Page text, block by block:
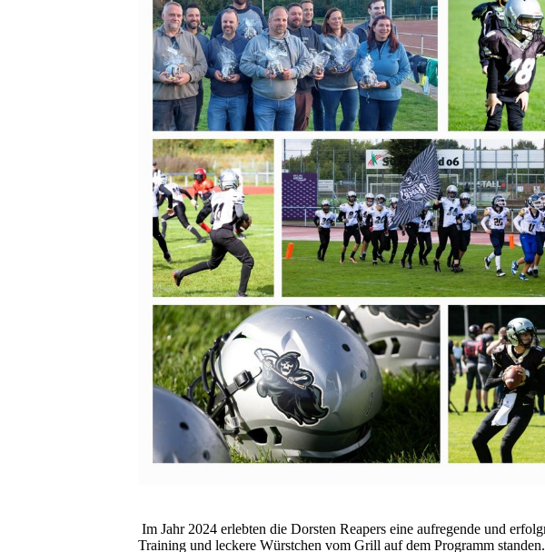
Im Jahr 2024 erlebten die Dorsten Reapers eine aufregende und
Training und leckere Würstchen vom Grill auf dem Programm